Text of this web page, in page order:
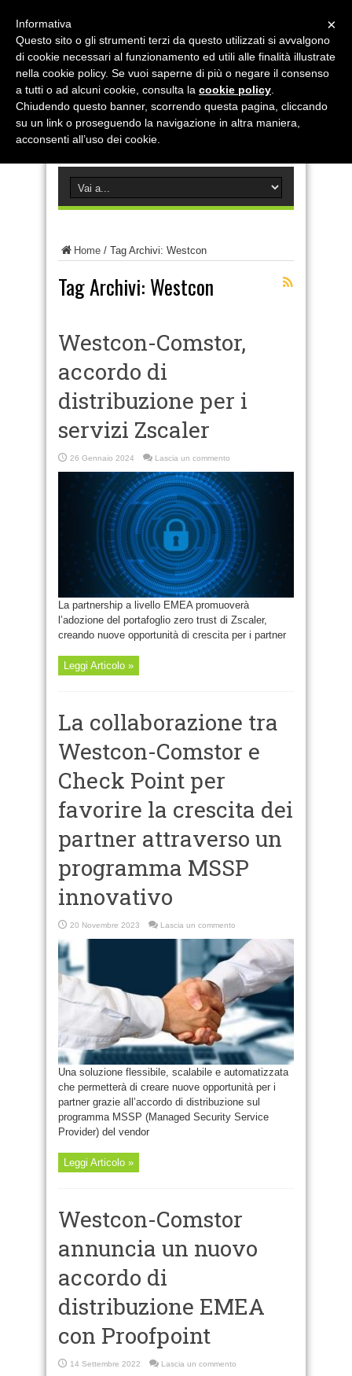
Home / Tag Archivi: Westcon
Tag Archivi: Westcon
Westcon-Comstor,
accordo di
distribuzione per i
servizi Zscaler
26 Gennaio 2024 Lascia un commento
La partnership a livello EMEA promuoverà
l’adozione del portafoglio zero trust di Zscaler,
creando nuove opportunità di crescita per i partner
Leggi Articolo »
La collaborazione tra
Westcon-Comstor e
Check Point per
favorire la crescita dei
partner attraverso un
programma MSSP
innovativo
20 Novembre 2023 Lascia un commento
Una soluzione flessibile, scalabile e automatizzata
che permetterà di creare nuove opportunità per i
partner grazie all’accordo di distribuzione sul
programma MSSP (Managed Security Service
Provider) del vendor
Leggi Articolo »
Westcon-Comstor
annuncia un nuovo
accordo di
distribuzione EMEA
con Proofpoint
14 Settembre 2022 Lascia un commento
×
Informativa
Questo sito o gli strumenti terzi da questo utilizzati si avvalgono
di cookie necessari al funzionamento ed utili alle finalità illustrate
nella cookie policy. Se vuoi saperne di più o negare il consenso
a tutti o ad alcuni cookie, consulta la cookie policy
Chiudendo questo banner, scorrendo questa pagina, cliccando
su un link o proseguendo la navigazione in altra maniera,
acconsenti all’uso dei cookie.